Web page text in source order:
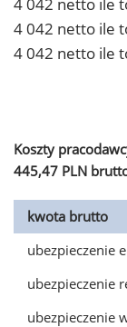
4 042 netto ile
4 042 netto ile
Koszty
445,47 PLN
kwota brutto
ubezpieczenie
ubezpieczenie
ubezpieczenie